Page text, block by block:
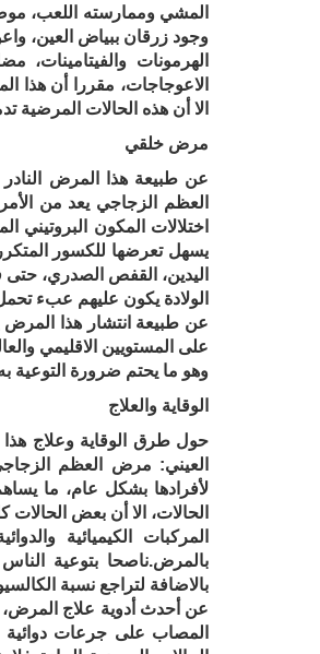
المشي وممارسته اللعب،
وجود زرقان ببياض العين،
الهرمونات والفيتامينات،
الاعوجاجات، مقررا أن هذا
الا أن هذه الحالات المرضية
مرض خلقي
عن طبيعة هذا المرض
العظم الزجاجي يعد من
اختلالات المكون
يسهل تعرضها للكسور
اليدين، القفص الصدري، حتى
الولادة يكون عليهم عبء
عن طبيعة انتشار هذا المرض
على المستويين الاقليمي
وهو ما يحتم ضرورة التوعية
الوقاية والعلاج
حول طرق الوقاية وعلاج هذا
العيني: مرض العظم
لأفرادها بشكل عام، ما
الحالات، الا أن بعض
المركبات الكيميائية
بالمرض.ناصحا بتوعية
بالاضافة لتراجع نسبة
عن أحدث أدوية علاج المرض،
المصاب على جرعات دوائية